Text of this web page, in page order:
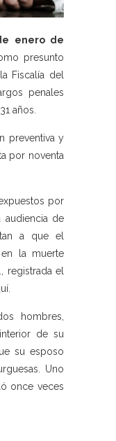
enero de
presunto
Fiscalía del
penales
años.
preventiva y
por noventa
por
audiencia de
a que el
la muerte
registrada el
hombres,
de su
su esposo
Uno
once veces